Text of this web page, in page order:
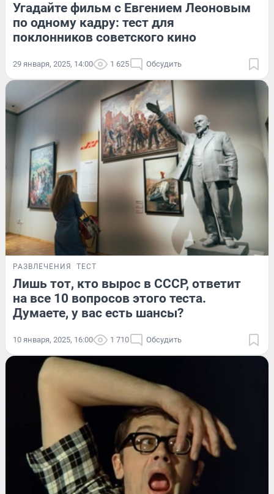
Угадайте фильм с Евгением Леоновым
по одному кадру: тест для
поклонников советского кино
29 января, 2025, 14:00 1 625 Обсудить
РАЗВЛЕЧЕНИЯ ТЕСТ
Лишь тот, кто вырос в СССР, ответит
на все 10 вопросов этого теста.
Думаете, у вас есть шансы?
10 января, 2025, 16:00 1 710 Обсудить